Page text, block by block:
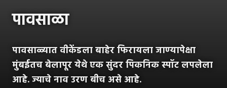
पावसाळा
पावसाळ्यात वीकेंडला बाहेर फिरायला जाण्यापेक्षा
मुंबईतच बेलापूर येथे एक सुंदर पिकनिक स्पॉट लपलेला
आहे. ज्याचे नाव उरण बीच असे आहे.